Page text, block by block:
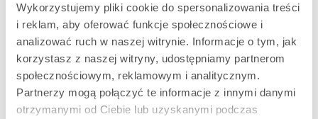
Wykorzystujemy pliki cookie do spersonalizowania treści
i reklam, aby oferować funkcje społecznościowe i
analizować ruch w naszej witrynie. Informacje o tym, jak
korzystasz z naszej witryny, udostępniamy partnerom
społecznościowym, reklamowym i analitycznym.
Partnerzy mogą połączyć te informacje z innymi danymi
otrzymanymi od Ciebie lub uzyskanymi podczas
Dostępne
Cały sezon
ULUBIONA